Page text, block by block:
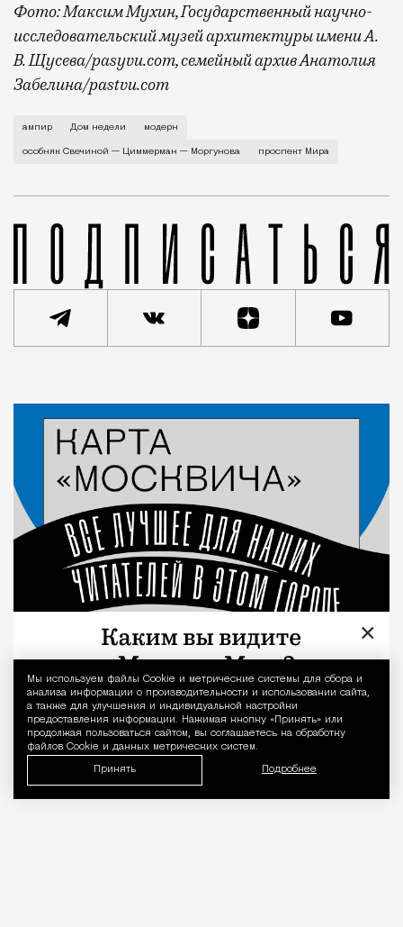
Уведомление
Мы используем файлы Сookie и метрические системы для сбора и
анализа информации о производительности и использовании сайта,
а также для улучшения и индивидуальной настройки
предоставления информации. Нажимая кнопку «Принять» или
продолжая пользоваться сайтом, вы соглашаетесь на обработку
файлов Cookie и данных метрических систем.
Принять Подробнее
Фото: Максим Мухин, Государственный научно-
исследовательский музей архитектуры имени А.
В. Щусева/pasyvu.com, семейный архив Анатолия
Забелина/pastvu.com
История каменного строения в Мещанской
ампир Дом недели модерн
особняк Свечиной — Циммерман — Моргунова проспект Мира
Город
×